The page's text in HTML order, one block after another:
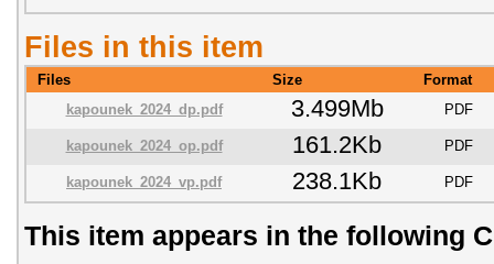
Files in this item
Files Size
Format
kapounek_2024_dp.pdf
3.499Mb PDF
kapounek_2024_op.pdf 161.2Kb PDF
kapounek_2024_vp.pdf 238.1Kb PDF
This item appears in the following